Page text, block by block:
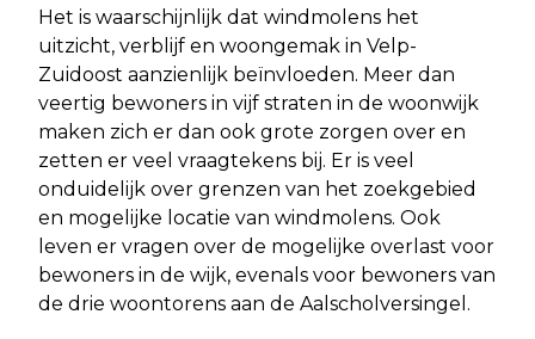
Het is waarschijnlijk dat windmolens het
uitzicht, verblijf en woongemak in Velp-
Zuidoost aanzienlijk beïnvloeden. Meer dan
veertig bewoners in vijf straten in de woonwijk
maken zich er dan ook grote zorgen over en
zetten er veel vraagtekens bij. Er is veel
onduidelijk over grenzen van het zoekgebied
en mogelijke locatie van windmolens. Ook
leven er vragen over de mogelijke overlast voor
bewoners in de wijk, evenals voor bewoners van
de drie woontorens aan de Aalscholversingel.